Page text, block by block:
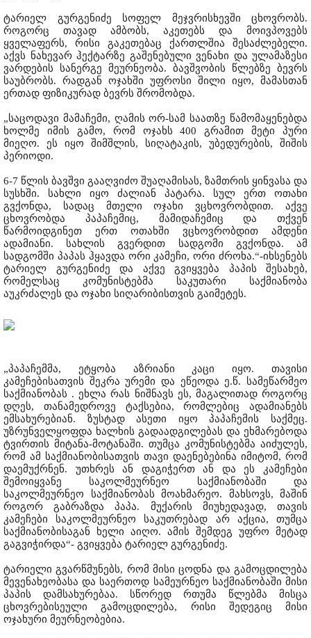
ტარიელ გურგენიძე სოფელ მეჯვრისხევში ცხოვრობს.
როგორც თავად ამბობს, აკეთებს და მოივპოვებს
ყველაფერს, რისი გაკეთებაც ქართლშია შესაძლებელი.
აქვს ნახევარ ჰექტარზე გაშენებული ვენახი და ულამაზესი
ვარდების სანერგე მეურნეობა. ბავშვობის წლებზე ბევრს
საუბრობს. რადგან ოჯახში უფროსი შილი იყო, მამასთან
ერთად ფიზიკურად ბევრს შრომობდა.
„საცოდავი მამაჩემი, ღამის ორ-სამ საათზე წამომაყენებდა
ხოლმე იმის გამო, რომ ოჯახს 400 გრამით მეტი პური
მიეღო. ეს იყო შიმშლის, სიღატაკის, უბედურების, შიშის
პერიოდი.
6-7 წლის ბავშვი გააღვიძო შუაღამისას, ზამთრის ყინვასა და
სუსხში. სახლი იყო ძალიან პატარა. სულ ერთ ოთახი
გვქონდა, სადაც მთელი ოჯახი ვცხოვრობდით. აქვე
ცხოვრობდა პაპაჩემიც, მამიდაჩემიც და თქვენ
წარმოიდგინეთ ერთ ოთახში ვცხოვრობდით ამდენი
ადამიანი. სახლის გვერდით სადგომი გვქონდა. ამ
სადგომში პაპას ჰყავდა ორი კამეჩი, ორი ძროხა.“-იხსენებს
ტარიელ გურგენიძე და აქვე გვიყვება პაპის შესახებ,
რომელსაც კომუნისტებმა საკუთარი საქმიანობა
აუკრძალეს და ოჯახი სიღარიბისთვის გაიმეტეს.
„პაპაჩემმა, ეტყობა აზრიანი კაცი იყო. თავისი
კამეჩებისათვის შეკრა ურემი და ეწეოდა ე.წ. სამეწარმეო
საქმიანობას . ეხლა რას ნიშნავს ეს, მაგალითად როგორც
დღეს, თანამედროვე ტაქსებია, რომლებიც ადამიანებს
ემსახურებიან. ზუსტად ასეთი იყო პაპაჩემის საქმეც.
უზრუნველყოფდა ხალხის გადაადგილებას და ეხმარებოდა
ტვირთის მიტანა-მოტანაში. თუმცა კომუნისტებმა აიძულეს,
რომ ამ საქმიანობისათვის თავი დაენებებინა იმიტომ, რომ
დაემუქრნენ. უთხრეს ან დაგიჭერთ ან და ეს კამეჩები
შემოიყვანე საკოლმეურნეო საქმიანობაში და
საკოლმეურნეო საქმიანობას მოახმარეო. მახსოვს, მაშინ
როგორ გაბრაზდა პაპა. მუქარის მიუხედავად, თავის
კამეჩები საკოლმეურნეო საკუთრებად არ აქცია, თუმცა
საქმიანობისაგან ხელი აიღო. ამის შემდეგ უფრო მეტად
გაგვიჭირდა“- გვიყვება ტარიელ გურგენიძე.
ტარიელი გვარწმუნებს, რომ მისი ცოდნა და გამოცდილება
მევენახეობასა და საერთოდ სამეურნეო საქმიანობაში მისი
პაპის დამსახურებაა. სწორედ რთუმა წლებმა მისცა
ცხოვრებისეული გამოცდილება, რისი შედეგიც მისი
ოჯახური მეურნეობებია.